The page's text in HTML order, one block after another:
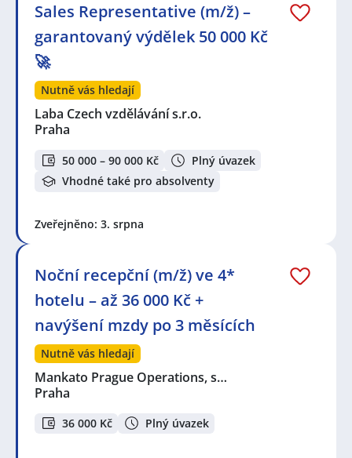
Sales Representative (m/ž) –
garantovaný výdělek 50 000 Kč
🚀
Nutně vás hledají
Laba Czech vzdělávání s.r.o.
Praha
50 000 – 90 000 Kč
Plný úvazek
Vhodné také pro absolventy
Zveřejněno: 3. srpna
Noční recepční (m/ž) ve 4*
hotelu – až 36 000 Kč +
navýšení mzdy po 3 měsících
Nutně vás hledají
Mankato Prague Operations, s…
Praha
36 000 Kč Plný úvazek